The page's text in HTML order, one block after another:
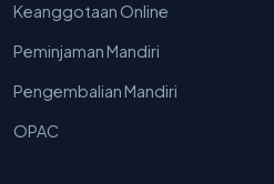
Keanggotaan Online
Peminjaman Mandiri
Pengembalian Mandiri
OPAC